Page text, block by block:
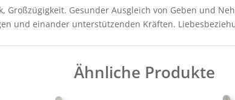
Großzügigkeit. Gesunder Ausgleich von Geben und
und einander unterstützenden Kräften.
Ähnliche Produkte